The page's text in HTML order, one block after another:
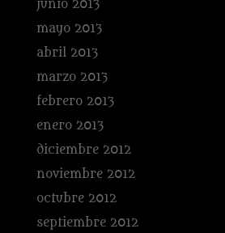
junio 2013
mayo 2013
abril 2013
marzo 2013
febrero 2013
enero 2013
diciembre 2012
noviembre 2012
octubre 2012
septiembre 2012